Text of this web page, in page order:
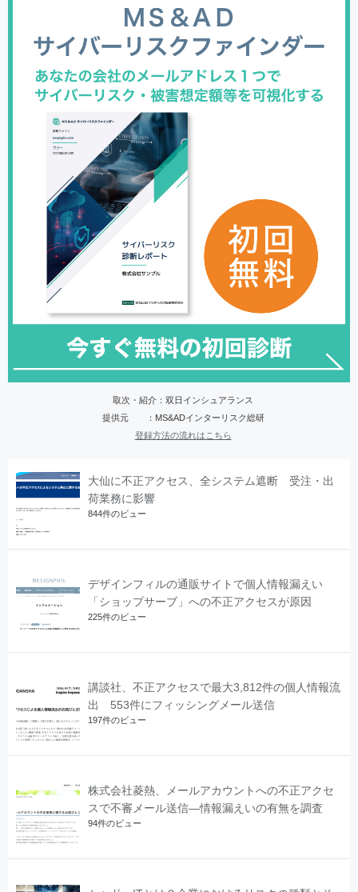
取次・紹介：双日インシュアランス
提供元 ：MS&ADインターリスク総研
登録方法の流れはこちら
大仙に不正アクセス、全システム遮断 受注・出
荷業務に影響
844件のビュー
デザインフィルの通販サイトで個人情報漏えい
「ショップサーブ」への不正アクセスが原因
225件のビュー
講談社、不正アクセスで最大3,812件の個人情報流
出 553件にフィッシングメール送信
197件のビュー
株式会社菱熱、メールアカウントへの不正アクセ
スで不審メール送信―情報漏えいの有無を調査
94件のビュー